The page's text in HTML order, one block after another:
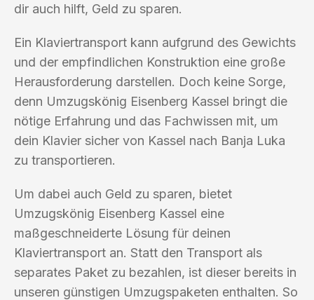
dir auch hilft, Geld zu sparen.
Ein Klaviertransport kann aufgrund des Gewichts
und der empfindlichen Konstruktion eine große
Herausforderung darstellen. Doch keine Sorge,
denn Umzugskönig Eisenberg Kassel bringt die
nötige Erfahrung und das Fachwissen mit, um
dein Klavier sicher von Kassel nach Banja Luka
zu transportieren.
Um dabei auch Geld zu sparen, bietet
Umzugskönig Eisenberg Kassel eine
maßgeschneiderte Lösung für deinen
Klaviertransport an. Statt den Transport als
separates Paket zu bezahlen, ist dieser bereits in
unseren günstigen Umzugspaketen enthalten. So